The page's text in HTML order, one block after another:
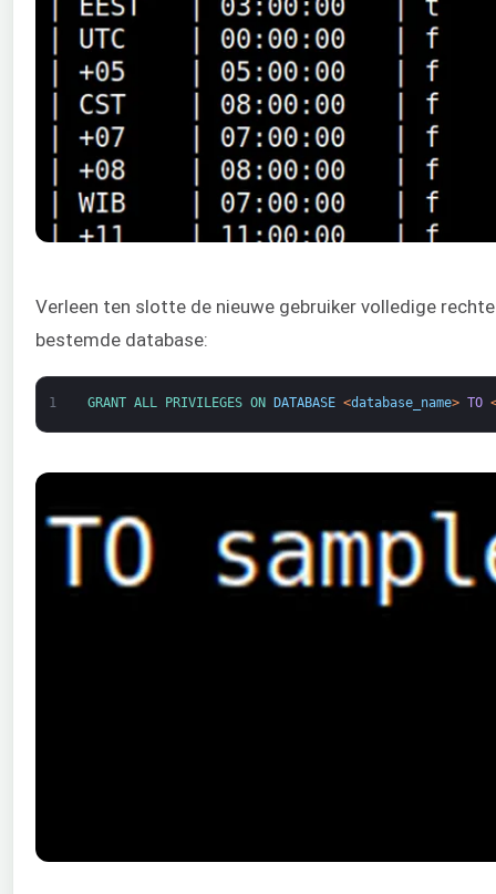
Verleen ten slotte de nieuwe gebruiker volledige
bestemde database:
1 GRANT ALL PRIVILEGES ON DATABASE <database_name> TO